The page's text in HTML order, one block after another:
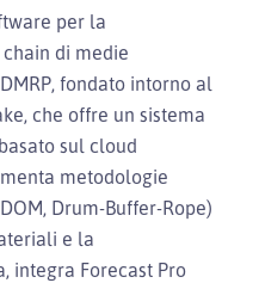
per la
di medie
fondato intorno al
che offre un sistema
sul cloud
metodologie
Drum-Buffer-Rope)
e la
integra Forecast Pro